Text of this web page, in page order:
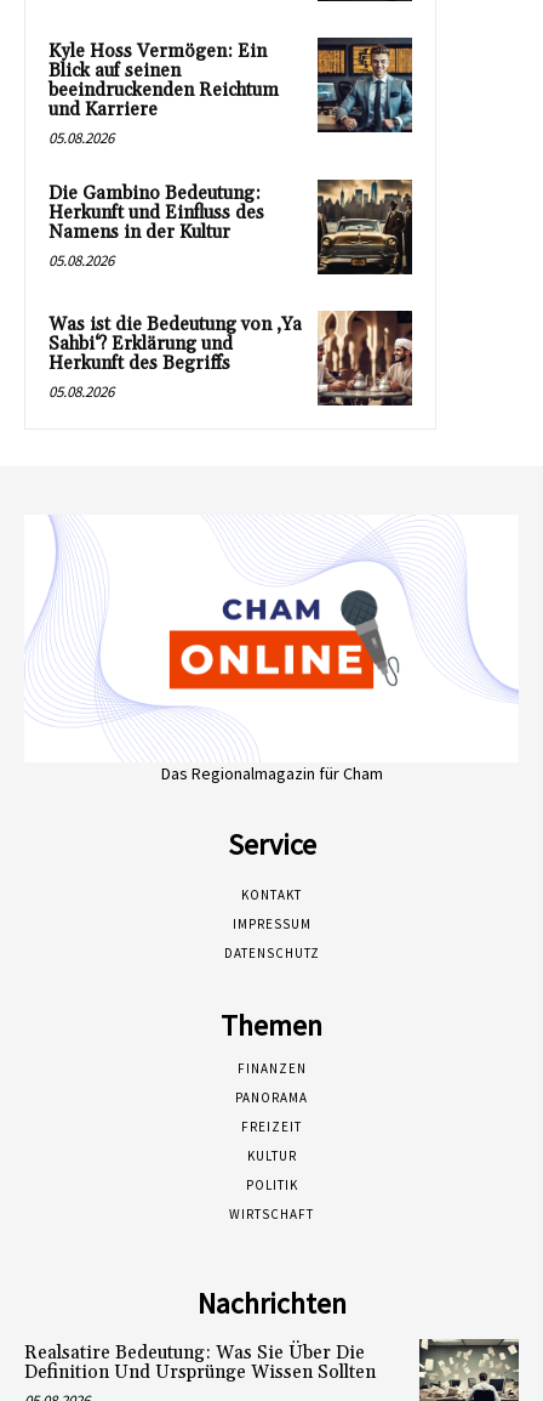
Kyle Hoss Vermögen: Ein
Blick auf seinen
beeindruckenden Reichtum
und Karriere
05.08.2026
Die Gambino Bedeutung:
Herkunft und Einfluss des
Namens in der Kultur
05.08.2026
Was ist die Bedeutung von ‚Ya
Sahbi‘? Erklärung und
Herkunft des Begriffs
05.08.2026
Das Regionalmagazin für Cham
Service
KONTAKT
IMPRESSUM
DATENSCHUTZ
Themen
FINANZEN
PANORAMA
FREIZEIT
KULTUR
POLITIK
WIRTSCHAFT
Nachrichten
Realsatire Bedeutung: Was Sie Über Die
Definition Und Ursprünge Wissen Sollten